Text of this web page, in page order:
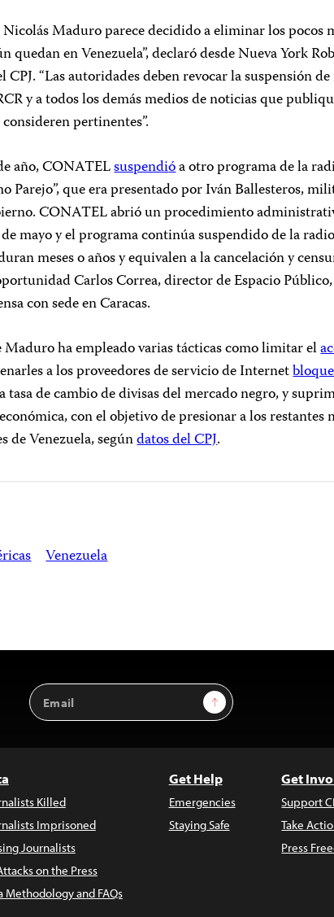
Maduro parece decidido a eliminar los pocos
quedan en Venezuela”, declaró desde Nueva York
“Las autoridades deben revocar la suspensión
y a todos los demás medios de noticias que
pertinentes”.
año, CONATELsuspendióa otro programa de la
Parejo”, que era presentado por Iván Ballesteros,
CONATEL abrió un procedimiento
mayo y el programa continúa suspendido de la
meses o años y equivalen a la cancelación y
Carlos Correa, director de Espacio
con sede en Caracas.
Maduro ha empleado varias tácticas como limitar el
a los proveedores de servicio de Internet
tasa de cambio de divisas del mercado negro, y
con el objetivo de presionar a los restantes
de Venezuela, segúndatos del CPJ.
Venezuela
Email
Address
Sign Up
Killed
Imprisoned
Journalists
on the Press
Methodology and FAQs
Get Help
Emergencies
Staying Safe
Get
Support
Take
Press